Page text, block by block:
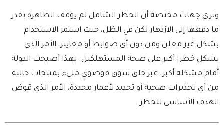
وترى جهات مختصة أن الحظر الشامل لم يوقف الظاهرة بقدر
ما دفعها إلى الازدهار لكن في الظل، حيث استمر الاستخدام
بشكل غير معلن ومن دون أي ضوابط أو معايير، الأمر الذي
يشكل خطرا أكبر على صحة المستهلكين. بهذا أصبحت الدولة
أمام مشكلة أكبر، عبر خلق سوق فوضوي مليء بمنتجات خالية
من أي تحذيرات صحية أو تحديد لأعمار محددة، الأمر الذي قوض
الهدف الأساسي للحظر.